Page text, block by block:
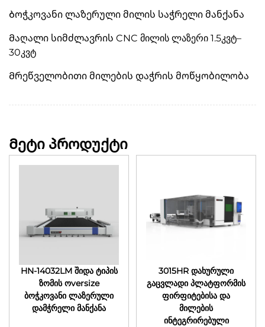
Ბოჭკოვანი ლაზერული მილის საჭრელი მანქანა
Მაღალი სიმძლავრის CNC მილის ლაზერი 1.5კვტ–
30კვტ
Მრეწველობითი მილების დაჭრის მოწყობილობა
Მეტი პროდუქტი
HN-14032LM შიდა ტიპის
ზომის ოversize
ბოჭკოვანი ლაზერული
დამჭრელი მანქანა
3015HR დახურული
გაცვლადი პლატფორმის
ფირფიტებისა და
მილების
ინტეგრირებული